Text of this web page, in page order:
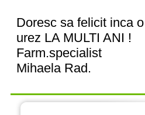
Doresc sa felicit inca
urez LA MULTI ANI !
Farm.specialist
Mihaela Rad.